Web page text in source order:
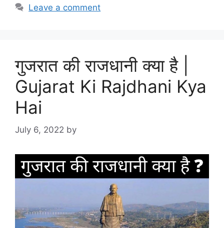
Leave a comment
गुजरात की राजधानी क्या है |
Gujarat Ki Rajdhani Kya
Hai
July 6, 2022 by